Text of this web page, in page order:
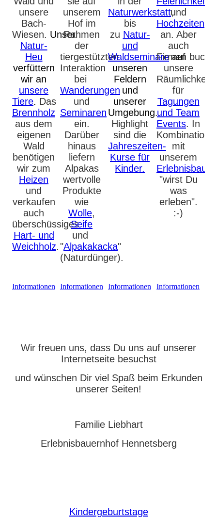
unsere
Bach-
Wiesen. Unser
Natur-
Heu
verfüttern
wir an
unsere
Tiere. Das
Brennholz
aus dem
eigenen
Wald
benötigen
wir zum
Heizen
und
verkaufen
auch
überschüssiges
Hart- und
Weichholz.
unserem
Hof im
Rahmen
der
tiergestützten
Interaktion
bei
Wanderungen
und
Seminaren
ein.
Darüber
hinaus
liefern
Alpakas
wertvolle
Produkte
wie
Wolle,
Seife
und
"Alpakakacka"
(Naturdünger).
Naturwerkstatt,
bis
zu Natur-
und
Waldseminareauf
unseren
Feldern
und
unserer
Umgebung.
Highlight
sind die
Jahreszeiten-
Kurse für
Kinder.
und
Hochzeiten
an. Aber
auch
Firmen
unsere
für
Tagungen
und Team
Events. In
Kombination
mit
unserem
"wirst Du
was
erleben".
:-)
Informationen
Informationen
Informationen
Informationen
Wir freuen uns, dass Du uns auf unserer
Internetseite besuchst
und wünschen Dir viel Spaß beim Erkunden
unserer Seiten!
Familie Liebhart
Erlebnisbauernhof Hennetsberg
Kindergeburtstage